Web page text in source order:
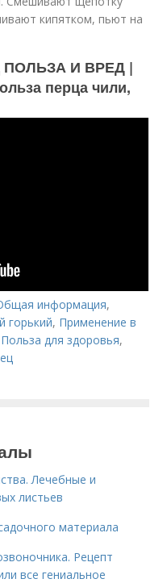
кипятком, пьют на
И ВРЕД |
перца чили,
информация,
горький, Применение в
Польза для здоровья,
Лечебные и
листьев
материала
Рецепт
все гениальное